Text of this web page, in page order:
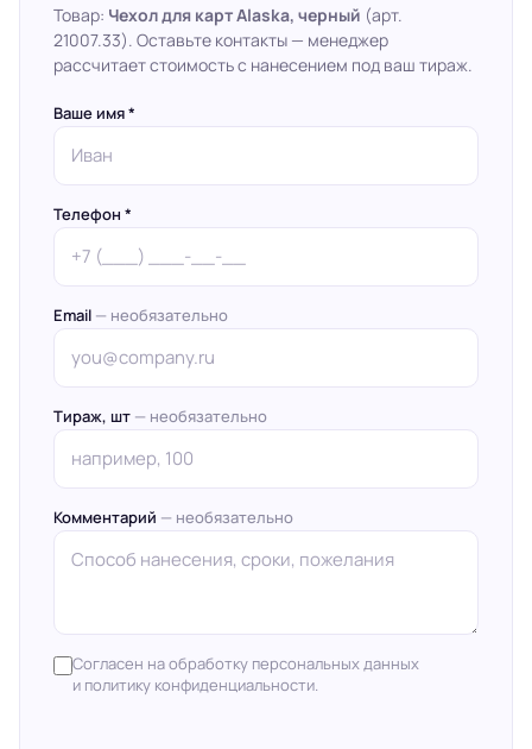
Товар: Чехол для карт Alaska, черный (арт.
21007.33). Оставьте контакты — менеджер
рассчитает стоимость с нанесением под ваш тираж.
Ваше имя *
Телефон *
Email — необязательно
Тираж, шт — необязательно
Комментарий — необязательно
Согласен на обработку персональных данных
и политику конфиденциальности.